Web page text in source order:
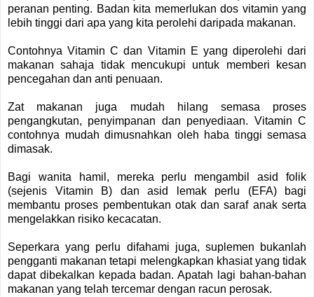
peranan penting. Badan kita memerlukan dos vitamin yang
lebih tinggi dari apa yang kita perolehi daripada makanan.
Contohnya Vitamin C dan Vitamin E yang diperolehi dari
makanan sahaja tidak mencukupi untuk memberi kesan
pencegahan dan anti penuaan.
Zat makanan juga mudah hilang semasa proses
pengangkutan, penyimpanan dan penyediaan. Vitamin C
contohnya mudah dimusnahkan oleh haba tinggi semasa
dimasak.
Bagi wanita hamil, mereka perlu mengambil asid folik
(sejenis Vitamin B) dan asid lemak perlu (EFA) bagi
membantu proses pembentukan otak dan saraf anak serta
mengelakkan risiko kecacatan.
Seperkara yang perlu difahami juga, suplemen bukanlah
pengganti makanan tetapi melengkapkan khasiat yang tidak
dapat dibekalkan kepada badan. Apatah lagi bahan-bahan
makanan yang telah tercemar dengan racun perosak.